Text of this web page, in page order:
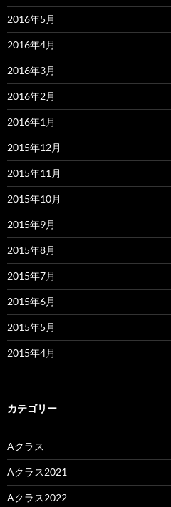
2016年5月
2016年4月
2016年3月
2016年2月
2016年1月
2015年12月
2015年11月
2015年10月
2015年9月
2015年8月
2015年7月
2015年6月
2015年5月
2015年4月
カテゴリー
Aクラス
Aクラス2021
Aクラス2022